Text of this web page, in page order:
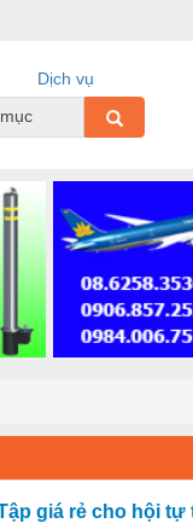
Dịch vụ
giá rẻ cho hội tự